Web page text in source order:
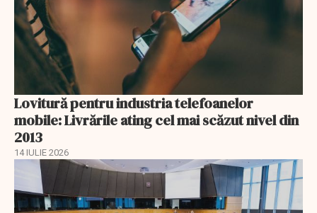
Lovitură pentru industria telefoanelor
mobile: Livrările ating cel mai scăzut nivel din
2013
14 IULIE 2026